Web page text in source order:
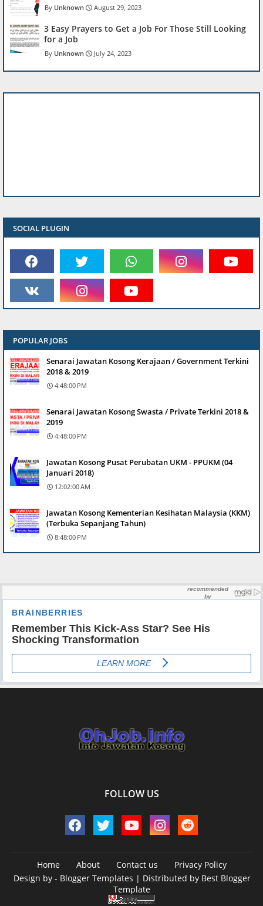
Unknown August 29, 2023
3 Easy Prayers to Get a Job For Those Still Looking
for a Job
Unknown July 24, 2023
SOCIAL PLUGIN
POPULAR JOBS
Senarai Jawatan Kosong Kerajaan / Government Terkini
2018 & 2019
4:48:00 PM
Senarai Jawatan Kosong Swasta / Private Terkini 2018 &
2019
4:48:00 PM
Jawatan Kosong Pusat Perubatan UKM - PPUKM (04
Januari 2018)
12:02:00 AM
Jawatan Kosong Kementerian Kesihatan Malaysia (KKM)
(Terbuka Sepanjang Tahun)
8:48:00 PM
FOLLOW US
Home About Contact us
Privacy Policy
Design by - Blogger Templates | Distributed by Best Blogger
Template